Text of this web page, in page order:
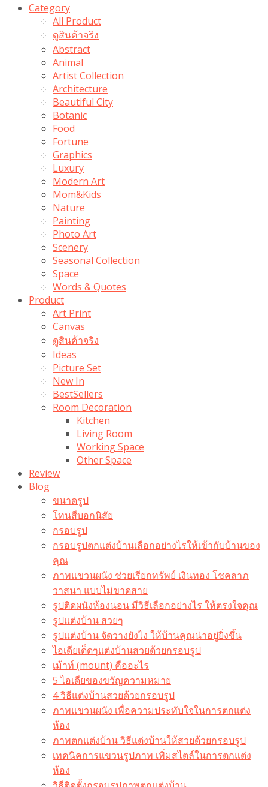
Category
All Product
ดูสินค้าจริง
Abstract
Animal
Artist Collection
Architecture
Beautiful City
Botanic
Food
Fortune
Graphics
Luxury
Modern Art
Mom&Kids
Nature
Painting
Photo Art
Scenery
Seasonal Collection
Space
Words & Quotes
Product
Art Print
Canvas
ดูสินค้าจริง
Ideas
Picture Set
New In
BestSellers
Room Decoration
Kitchen
Living Room
Working Space
Other Space
Review
Blog
ขนาดรูป
โทนสีบอกนิสัย
กรอบรูป
กรอบรูปตกแต่งบ้านเลือกอย่างไรให้เข้ากับบ้านของ
คุณ
ภาพแขวนผนัง ช่วยเรียกทรัพย์ เงินทอง โชคลาภ
วาสนา แบบไม่ขาดสาย
รูปติดผนังห้องนอน มีวิธีเลือกอย่างไร ให้ตรงใจคุณ
รูปแต่งบ้าน สวยๆ
รูปแต่งบ้าน จัดวางยังไง ให้บ้านคุณน่าอยู่ยิ่งขึ้น
ไอเดียเด็ดๆแต่งบ้านสวยด้วยกรอบรูป
เม้าท์ (mount) คืออะไร​
5 ไอเดียของขวัญความหมาย
4 วิธีแต่งบ้านสวยด้วยกรอบรูป
ภาพแขวนผนัง เพื่อความประทับใจในการตกแต่ง
ห้อง
ภาพตกแต่งบ้าน วิธีแต่งบ้านให้สวยด้วยกรอบรูป
เทคนิคการแขวนรูปภาพ เพิ่มสไตล์ในการตกแต่ง
ห้อง